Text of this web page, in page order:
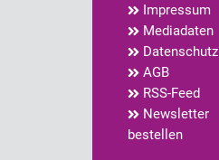
Impressum
Mediadaten
Datenschutz
AGB
RSS-Feed
Newsletter
bestellen